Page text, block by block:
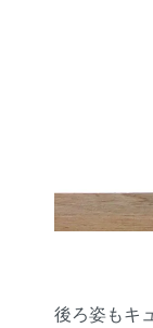
後ろ姿もキ